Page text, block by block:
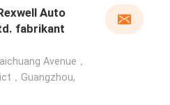
Auto
fabrikant
Avenue，
，Guangzhou,